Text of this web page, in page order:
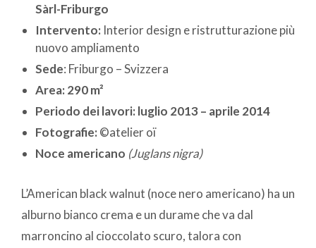
Sàrl-Friburgo
Intervento: Interior design e ristrutturazione più
nuovo ampliamento
Sede: Friburgo – Svizzera
Area: 290 m²
Periodo dei lavori: luglio 2013 – aprile 2014
Fotografie: ©atelier oï
Noce americano (Juglans nigra)
L’American black walnut (noce nero americano) ha un
alburno bianco crema e un durame che va dal
marroncino al cioccolato scuro, talora con